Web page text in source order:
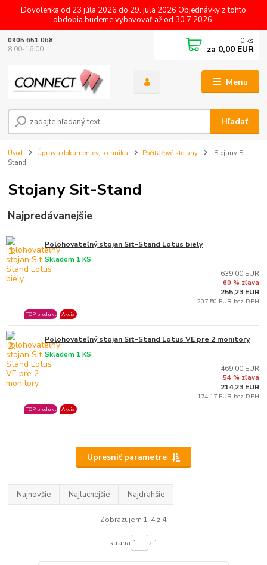
Dovolenka od 23 júla 2026 do 29. jula 2026 Objednávky z tohto
obdobia budeme vybavovať až od 30.7.2026.
Menu
Hľadať
0905 651 068
8.00-16.00
0 ks
za 0,00 EUR
Úvod Úprava dokumentov, technika Počítačové stojany
Stojany Sit-
Stand
Stojany Sit-Stand
Najpredávanejšie
1. Polohovateľný stojan Sit-Stand Lotus biely
Skladom 1 KS
TOP produkt Akcia
639,00 EUR
60 % zľava
255,23 EUR
207,50 EUR bez DPH
2. Polohovateľný stojan Sit-Stand Lotus VE pre 2 monitory
Skladom 1 KS
TOP produkt Akcia
469,00 EUR
54 % zľava
214,23 EUR
174,17 EUR bez DPH
Upresniť parametre
Najnovšie Najlacnejšie Najdrahšie
Zobrazujem 1-4 z 4
strana z 1